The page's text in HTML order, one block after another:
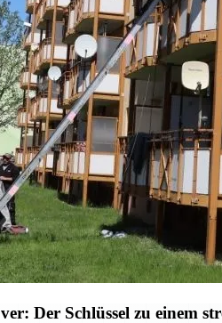
Der Schlüssel zu einem